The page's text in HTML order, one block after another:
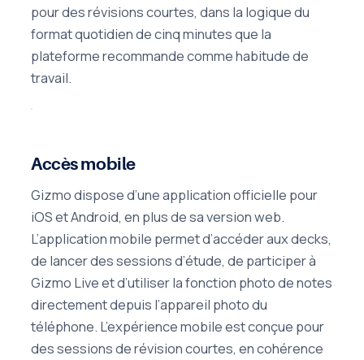
pour des révisions courtes, dans la logique du
format quotidien de cinq minutes que la
plateforme recommande comme habitude de
travail.
Accès mobile
Gizmo dispose d’une application officielle pour
iOS et Android, en plus de sa version web.
L’application mobile permet d’accéder aux decks,
de lancer des sessions d’étude, de participer à
Gizmo Live et d’utiliser la fonction photo de notes
directement depuis l’appareil photo du
téléphone. L’expérience mobile est conçue pour
des sessions de révision courtes, en cohérence